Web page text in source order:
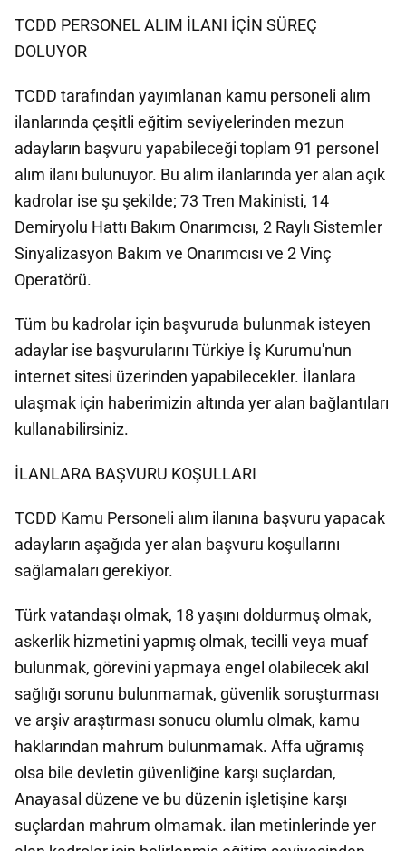
TCDD PERSONEL ALIM İLANI İÇİN SÜREÇ
DOLUYOR
TCDD tarafından yayımlanan kamu personeli alım
ilanlarında çeşitli eğitim seviyelerinden mezun
adayların başvuru yapabileceği toplam 91 personel
alım ilanı bulunuyor. Bu alım ilanlarında yer alan açık
kadrolar ise şu şekilde; 73 Tren Makinisti, 14
Demiryolu Hattı Bakım Onarımcısı, 2 Raylı Sistemler
Sinyalizasyon Bakım ve Onarımcısı ve 2 Vinç
Operatörü.
Tüm bu kadrolar için başvuruda bulunmak isteyen
adaylar ise başvurularını Türkiye İş Kurumu'nun
internet sitesi üzerinden yapabilecekler. İlanlara
ulaşmak için haberimizin altında yer alan bağlantıları
kullanabilirsiniz.
İLANLARA BAŞVURU KOŞULLARI
TCDD Kamu Personeli alım ilanına başvuru yapacak
adayların aşağıda yer alan başvuru koşullarını
sağlamaları gerekiyor.
Türk vatandaşı olmak, 18 yaşını doldurmuş olmak,
askerlik hizmetini yapmış olmak, tecilli veya muaf
bulunmak, görevini yapmaya engel olabilecek akıl
sağlığı sorunu bulunmamak, güvenlik soruşturması
ve arşiv araştırması sonucu olumlu olmak, kamu
haklarından mahrum bulunmamak. Affa uğramış
olsa bile devletin güvenliğine karşı suçlardan,
Anayasal düzene ve bu düzenin işletişine karşı
suçlardan mahrum olmamak. ilan metinlerinde yer